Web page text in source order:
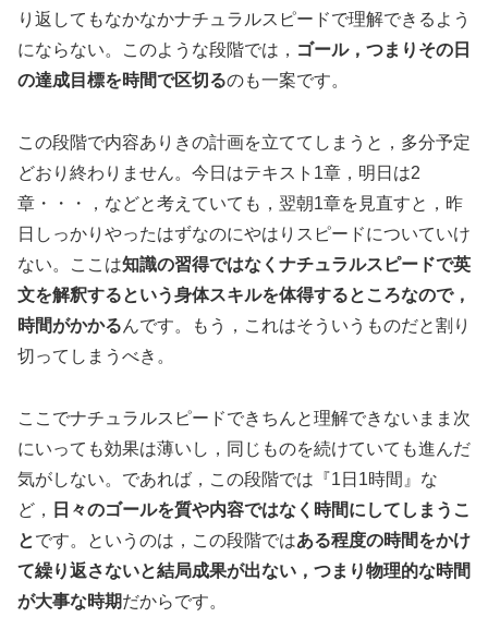
り返してもなかなかナチュラルスピードで理解できるよう
にならない。このような段階では， ゴール，つまりその日
の達成目標を時間で区切るのも一案です。
この段階で内容ありきの計画を立ててしまうと，多分予定
どおり終わりません。今日はテキスト1章，明日は2
章・・・，などと考えていても，翌朝1章を見直すと，昨
日しっかりやったはずなのにやはりスピードについていけ
ない。ここは知識の習得ではなくナチュラルスピードで英
文を解釈するという身体スキルを体得するところなので，
時間がかかるんです。もう，これはそういうものだと割り
切ってしまうべき。
ここでナチュラルスピードできちんと理解できないまま次
にいっても効果は薄いし，同じものを続けていても進んだ
気がしない。であれば，この段階では『1日1時間』な
ど，
日々のゴールを質や内容ではなく時間にしてしまうこ
とです。というのは，この段階ではある程度の時間をかけ
て繰り返さないと結局成果が出ない，つまり物理的な時間
が大事な時期だからです。